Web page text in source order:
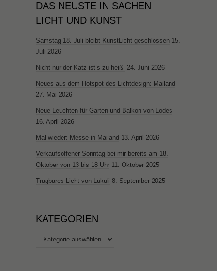
DAS NEUSTE IN SACHEN
LICHT UND KUNST
Samstag 18. Juli bleibt KunstLicht geschlossen 15.
Juli 2026
Nicht nur der Katz ist’s zu heiß! 24. Juni 2026
Neues aus dem Hotspot des Lichtdesign: Mailand
27. Mai 2026
Neue Leuchten für Garten und Balkon von Lodes
16. April 2026
Mal wieder: Messe in Mailand 13. April 2026
Verkaufsoffener Sonntag bei mir bereits am 18.
Oktober von 13 bis 18 Uhr 11. Oktober 2025
Tragbares Licht von Lukuli 8. September 2025
KATEGORIEN
Kategorien